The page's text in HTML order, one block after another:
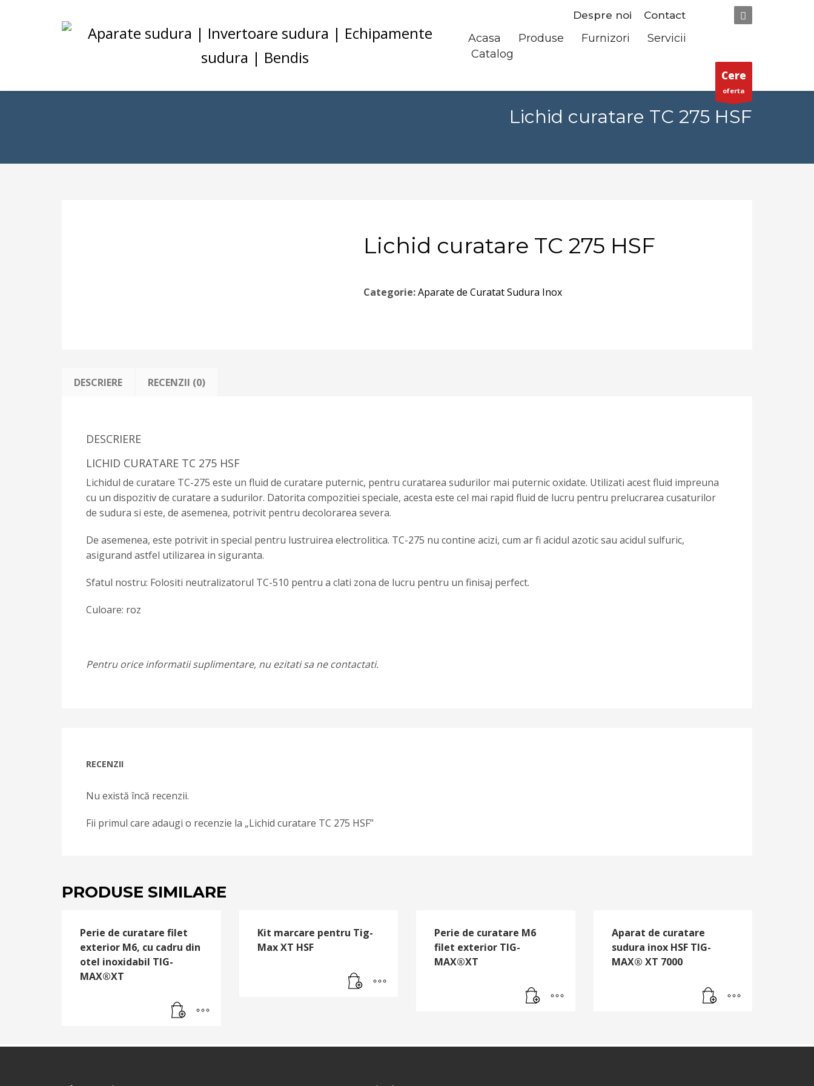
Despre noi Contact
Acasa Produse Furnizori
Servicii
Catalog
Cere
oferta
Lichid curatare TC 275 HSF
Lichid curatare TC 275 HSF
Categorie:Aparate de Curatat Sudura Inox
DESCRIERE RECENZII (0)
DESCRIERE
LICHID CURATARE TC 275 HSF
Lichidul de curatare TC-275 este un fluid de curatare puternic, pentru curatarea sudurilor mai puternic oxidate. Utilizati acest fluid impreuna
cu un dispozitiv de curatare a sudurilor. Datorita compozitiei speciale, acesta este cel mai rapid fluid de lucru pentru prelucrarea cusaturilor
de sudura si este, de asemenea, potrivit pentru decolorarea severa.
De asemenea, este potrivit in special pentru lustruirea electrolitica. TC-275 nu contine acizi, cum ar fi acidul azotic sau acidul sulfuric,
asigurand astfel utilizarea in siguranta.
Sfatul nostru: Folositi neutralizatorul TC-510 pentru a clati zona de lucru pentru un finisaj perfect.
Culoare: roz
Pentru orice informatii suplimentare, nu ezitati sa ne contactati.
RECENZII
Nu există încă recenzii.
Fii primul care adaugi o recenzie la „Lichid curatare TC 275 HSF”
PRODUSE SIMILARE
Perie de curatare filet
exterior M6, cu cadru din
otel inoxidabil TIG-
MAX®XT
Kit marcare pentru Tig-
Max XT HSF
Perie de curatare M6
filet exterior TIG-
MAX®XT
Aparat de curatare
sudura inox HSF TIG-
MAX® XT 7000